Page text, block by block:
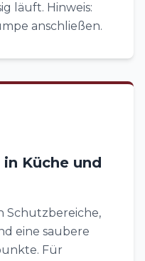
läuft. Hinweis:
anschließen.
Küche und
Schutzbereiche,
eine saubere
Für